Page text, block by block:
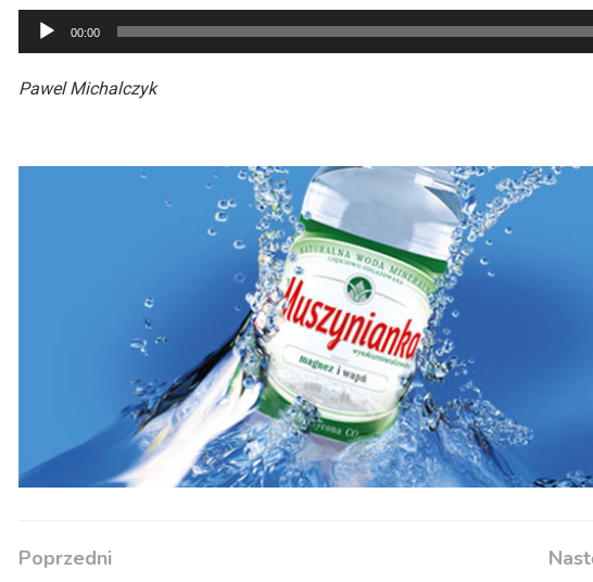
Odtwarzacz
plików
dźwiękowych
00:00
Pawel Michalczyk
Poprzedni